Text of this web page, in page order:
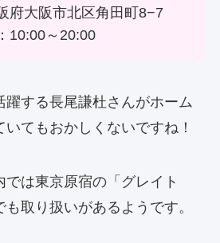
府大阪市北区角田町8−7
10:00～20:00
躍する長尾謙杜さんがホーム
てもおかしくないですね！
では東京原宿の「グレイト
取り扱いがあるようです。